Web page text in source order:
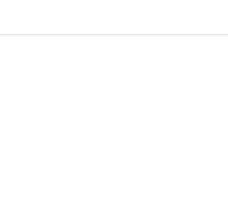
Der Silvretta
Kilometer durch das